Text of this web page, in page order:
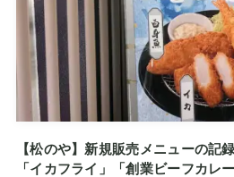
【松のや】新規販売メニューの記
「イカフライ」「創業ビーフカレ